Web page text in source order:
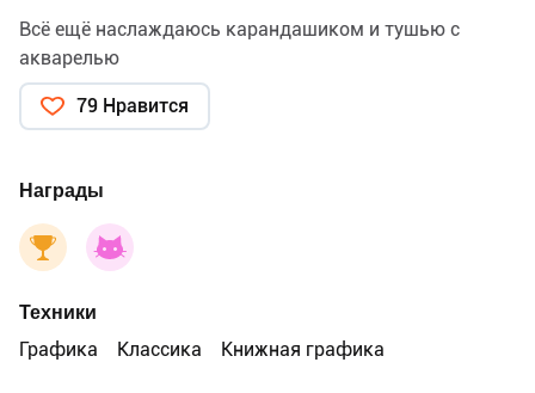
Всё ещё наслаждаюсь карандашиком и тушью с
акварелью
79 Нравится
Награды
Техники
Графика
Классика Книжная графика